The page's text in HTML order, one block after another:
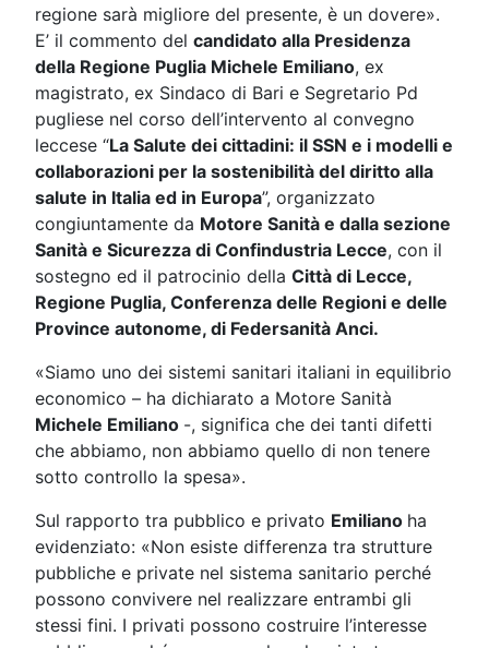
regione sarà migliore del presente, è un dovere».
E’ il commento delcandidato alla Presidenza
della Regione Puglia Michele Emiliano, ex
magistrato, ex Sindaco di Bari e Segretario Pd
pugliese nel corso dell’intervento al convegno
leccese “La Salute dei cittadini: il SSN e i modelli e
collaborazioni per la sostenibilità del diritto alla
salute in Italia ed in Europa”, organizzato
congiuntamente da Motore Sanità e dalla sezione
Sanità e Sicurezza di Confindustria Lecce, con il
sostegno ed il patrocinio dellaCittà di Lecce,
Regione Puglia, Conferenza delle Regioni e delle
Province autonome, di Federsanità Anci.
«Siamo uno dei sistemi sanitari italiani in equilibrio
economico – ha dichiarato a Motore Sanità
Michele Emiliano -, significa che dei tanti difetti
che abbiamo, non abbiamo quello di non tenere
sotto controllo la spesa».
Sul rapporto tra pubblico e privato Emiliano ha
evidenziato: «Non esiste differenza tra strutture
pubbliche e private nel sistema sanitario perché
possono convivere nel realizzare entrambi gli
stessi fini. I privati possono costruire l’interesse